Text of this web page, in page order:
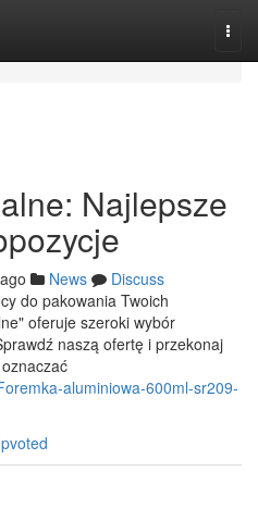
Najlepsze
News
Discuss
do pakowania Twoich
oferuje szeroki wybór
naszą ofertę i przekonaj
aluminiowa-600ml-sr209-